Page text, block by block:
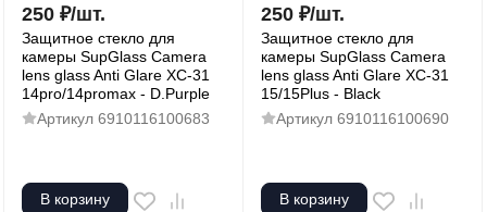
250 ₽/шт.
Защитное стекло для
камеры SupGlass Camera
lens glass Anti Glare XC-31
14pro/14promax - D.Purple
Артикул 6910116100683
В корзину
250 ₽/шт.
Защитное стекло для
камеры SupGlass Camera
lens glass Anti Glare XC-31
15/15Plus - Black
Артикул 6910116100690
В корзину